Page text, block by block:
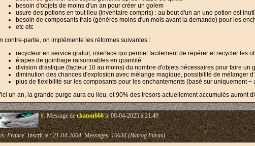
besoin d'objets de moins d'un an pour créer un golem
usure des potions en tout lieu (inventaire compris) : au bout d'un an une potion est
besoin de composants frais (générés moins d'un mois avant la demande) pour les
etc etc
contre-partie, on implémente les réformes suivantes :
recycleur en service gratuit, interface qui permet facilement de repérer et recycler les
étapes de goinfrage raisonnables en quantité
division drastique (facteur 10 au moins) du nombre d'objets nécessaires pour faire un
diminution des chances d'explosion avec mélange magique, possibilité de mélanger
plus de flexibilité sur les composants pour les enchantements (basé sur uniquement
un an, la grande purge aura eu lieu, et 90% des trésors actuellement accumulés auront
#.Message dechaton666le 08-04-2025 à 21:49
FranceInscrit le :21-04-2004Messages:10634 (Balrog Furax)